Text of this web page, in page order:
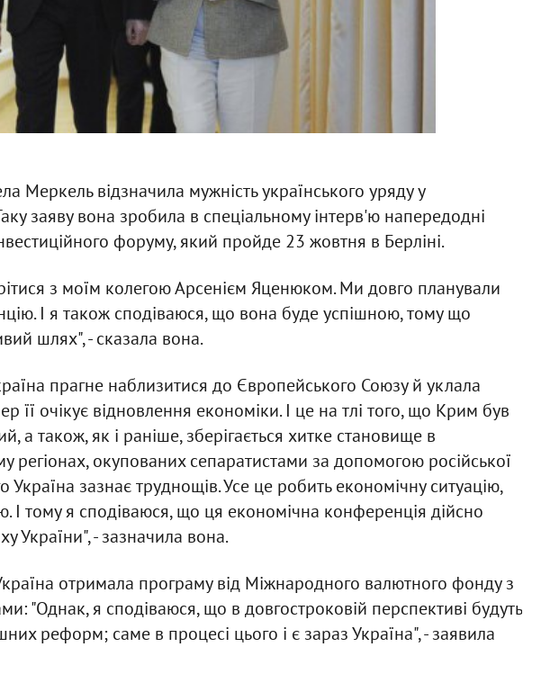
Меркель відзначила мужність українського уряду у
заяву вона зробила в спеціальному інтерв'ю напередодні
форуму, який пройде 23 жовтня в Берліні.
з моїм колегою Арсенієм Яценюком. Ми довго планували
І я також сподіваюся, що вона буде успішною, тому що
шлях", - сказала вона.
прагне наблизитися до Європейського Союзу й уклала
її очікує відновлення економіки. І це на тлі того, що Крим був
а також, як і раніше, зберігається хитке становище в
регіонах, окупованих сепаратистами за допомогою російської
Україна зазнає труднощів. Усе це робить економічну ситуацію,
І тому я сподіваюся, що ця економічна конференція дійсно
України", - зазначила вона.
отримала програму від Міжнародного валютного фонду з
"Однак, я сподіваюся, що в довгостроковій перспективі будуть
реформ; саме в процесі цього і є зараз Україна", - заявила